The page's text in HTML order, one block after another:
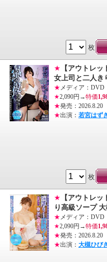
枚
★ 【アウトレ
女上司と二人き
★ メディア：DVD
★2,090円→特価
★発売：2026.8.20
★出演： 若宮はず
枚
★ 【アウトレ
り高級ソープ
★ メディア：DVD
★2,090円→特価
★発売：2026.8.20
★出演： 大槻ひび